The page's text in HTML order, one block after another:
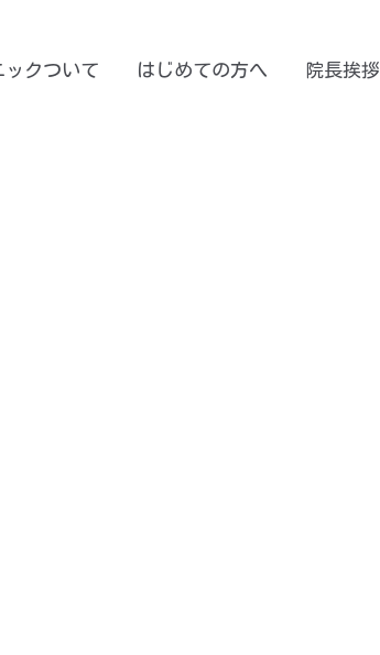
ックついて はじめての方へ 院長挨拶